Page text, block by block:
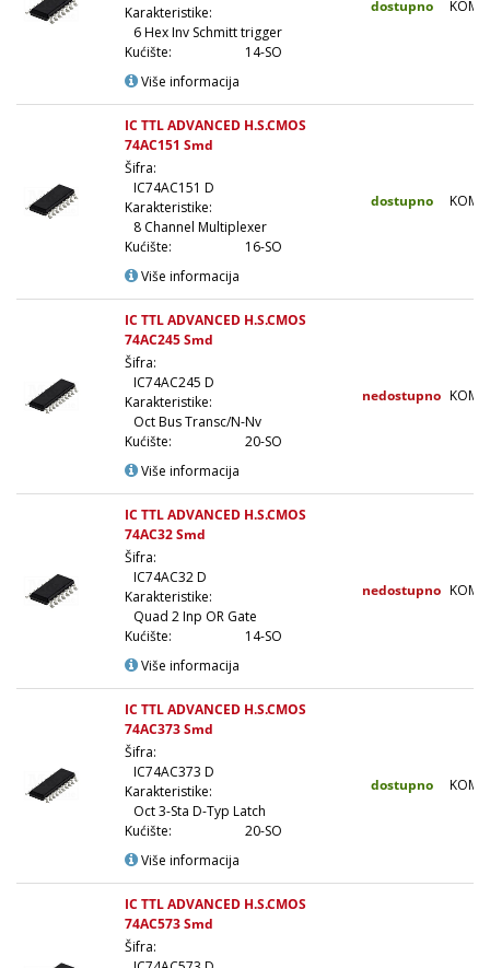
Karakteristike:
6 Hex Inv Schmitt trigger
Kućište:
14-SO
Više informacija
dostupno KOM
IC TTL ADVANCED H.S.CMOS
74AC151 Smd
Šifra:
IC74AC151 D
Karakteristike:
8 Channel Multiplexer
Kućište:
16-SO
Više informacija
dostupno KOM
IC TTL ADVANCED H.S.CMOS
74AC245 Smd
Šifra:
IC74AC245 D
Karakteristike:
Oct Bus Transc/N-Nv
Kućište:
20-SO
Više informacija
nedostupno KOM
IC TTL ADVANCED H.S.CMOS
74AC32 Smd
Šifra:
IC74AC32 D
Karakteristike:
Quad 2 Inp OR Gate
Kućište:
14-SO
Više informacija
nedostupno KOM
IC TTL ADVANCED H.S.CMOS
74AC373 Smd
Šifra:
IC74AC373 D
Karakteristike:
Oct 3-Sta D-Typ Latch
Kućište:
20-SO
Više informacija
dostupno KOM
IC TTL ADVANCED H.S.CMOS
74AC573 Smd
Šifra: